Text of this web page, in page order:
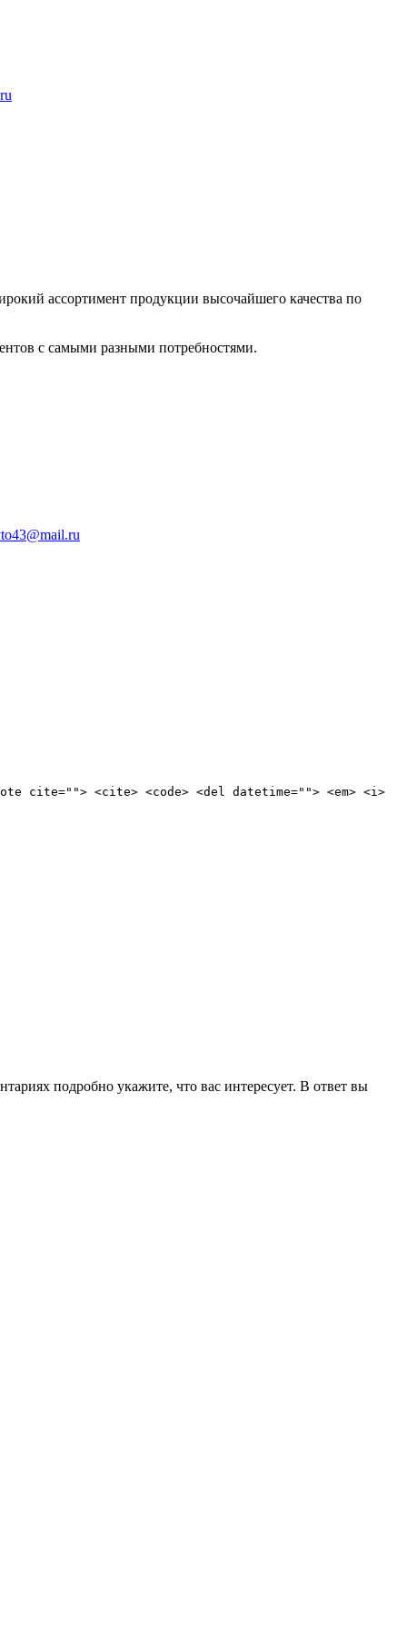
ассортимент продукции высочайшего качества по
с самыми разными потребностями.
cite=""> <cite> <code> <del datetime=""> <em> <i>
подробно укажите, что вас интересует. В ответ вы